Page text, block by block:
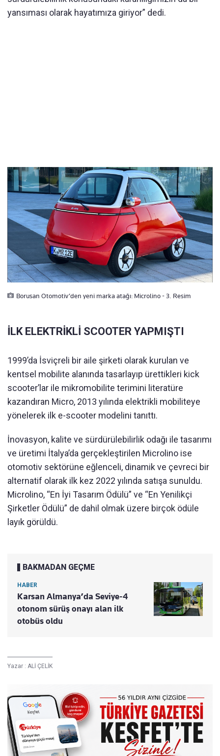
yansıması olarak hayatımıza giriyor” dedi.
Borusan Otomotiv’den yeni marka atağı: Microlino - 3. Resim
İLK ELEKTRİKLİ SCOOTER YAPMIŞTI
1999’da İsviçreli bir aile şirketi olarak kurulan ve
kentsel mobilite alanında tasarlayıp ürettikleri kick
scooter’lar ile mikromobilite terimini literatüre
kazandıran Micro, 2013 yılında elektrikli mobiliteye
yönelerek ilk e-scooter modelini tanıttı.
İnovasyon, kalite ve sürdürülebilirlik odağı ile tasarımı
ve üretimi İtalya’da gerçekleştirilen Microlino ise
otomotiv sektörüne eğlenceli, dinamik ve çevreci bir
alternatif olarak ilk kez 2022 yılında satışa sunuldu.
Microlino, “En İyi Tasarım Ödülü” ve “En Yenilikçi
Şirketler Ödülü” de dahil olmak üzere birçok ödüle
layık görüldü.
BAKMADAN GEÇME
HABER
Karsan Almanya’da Seviye-4
otonom sürüş onayı alan ilk
otobüs oldu
Yazar : ALİ ÇELİK